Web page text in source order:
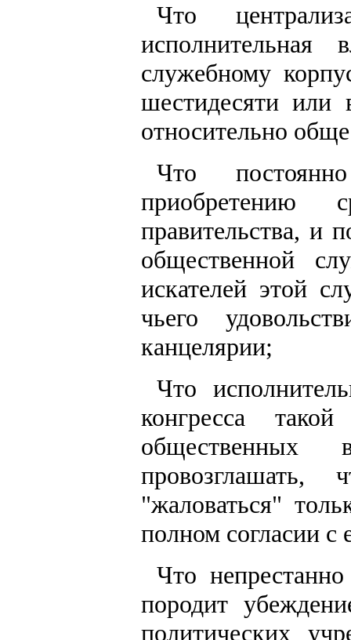
Что
исполнительная
служебному
шестидесяти или
относительно
Что
приобретению
правительства, и
общественной
искателей этой
чьего
канцелярии;
Что
конгресса
общественных
"жаловаться"
полном согласии с
Что
породит
политических